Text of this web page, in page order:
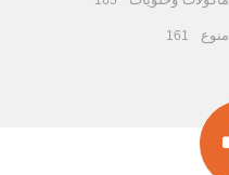
منوع 161